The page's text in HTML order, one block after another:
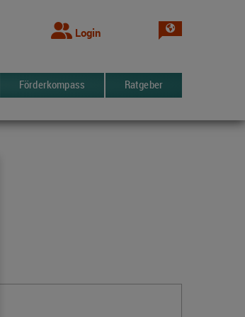
Login Sprache
Förderkompass Ratgeber